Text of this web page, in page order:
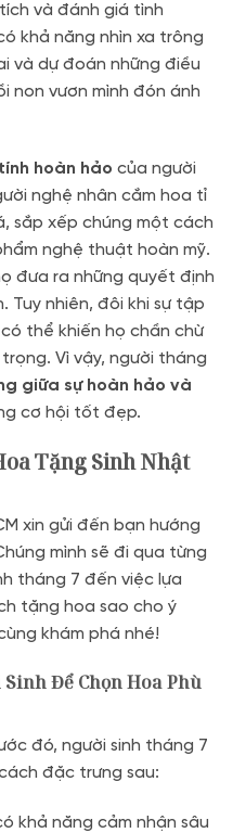
và đánh giá tình
khả năng nhìn xa trông
và dự đoán những điều
non vươn mình đón ánh
hoàn hảo của người
nghệ nhân cắm hoa tỉ
sắp xếp chúng một cách
nghệ thuật hoàn mỹ.
đưa ra những quyết định
Tuy nhiên, đôi khi sự tập
thể khiến họ chần chừ
Vì vậy, người tháng
giữa sự hoàn hảo và
cơ hội tốt đẹp.
Tặng Sinh Nhật
xin gửi đến bạn hướng
mình sẽ đi qua từng
tháng 7 đến việc lựa
tặng hoa sao cho ý
khám phá nhé!
Để Chọn Hoa Phù
đó, người sinh tháng 7
đặc trưng sau:
khả năng cảm nhận sâu